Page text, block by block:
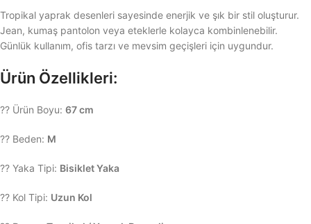
Tropikal yaprak desenleri sayesinde enerjik ve şık bir stil oluşturur.
Jean, kumaş pantolon veya eteklerle kolayca kombinlenebilir.
Günlük kullanım, ofis tarzı ve mevsim geçişleri için uygundur.
Ürün Özellikleri:
?? Ürün Boyu: 67 cm
?? Beden: M
?? Yaka Tipi: Bisiklet Yaka
?? Kol Tipi: Uzun Kol